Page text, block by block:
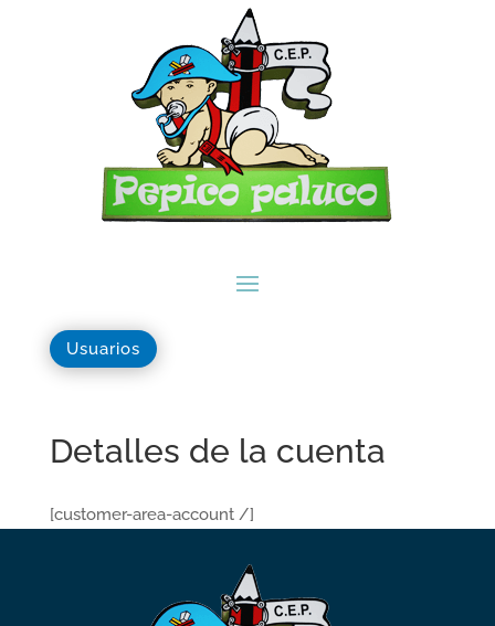
Usuarios
Detalles de la cuenta
[customer-area-account /]